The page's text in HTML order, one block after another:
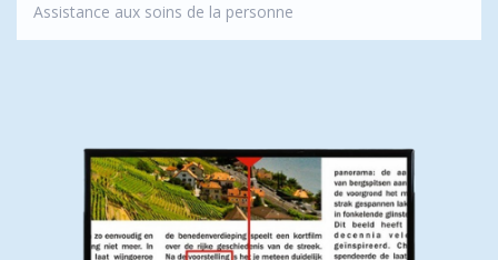
Assistance aux soins de la personne